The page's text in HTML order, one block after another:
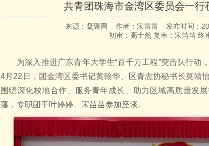
共青团珠海市金湾区委员会一行
来源：凝聚网 作者：宋苗苗 发布时间：
初审：高士然 复审：宋苗苗 终
为深入推进广东青年大学生“百千万工程”突击队行动
4月22日，团金湾区委书记黄翰华、区青志协秘书长莫靖
围绕深化校地合作、服务青年成长、助力区域高质量发
藩，专职团干叶婷婷、宋苗苗参加座谈。